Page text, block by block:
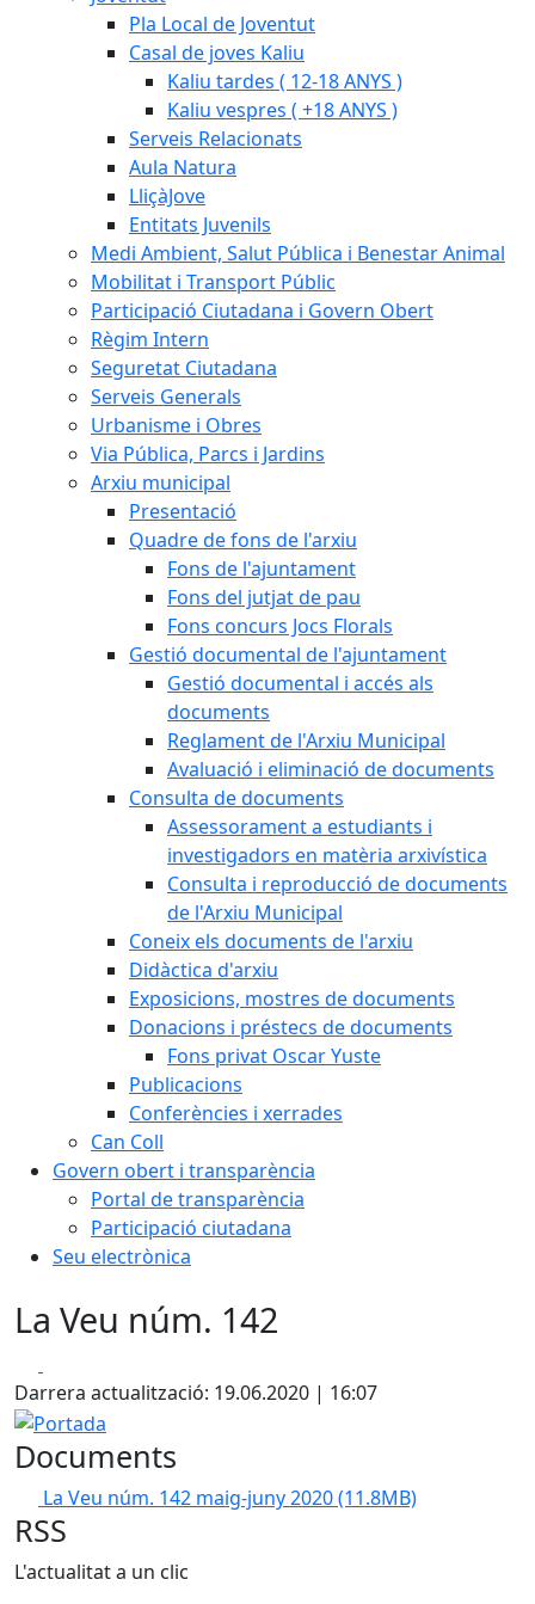
Pla Local de Joventut
Casal de joves Kaliu
Kaliu tardes ( 12-18 ANYS )
Kaliu vespres ( +18 ANYS )
Serveis Relacionats
Aula Natura
LliçàJove
Entitats Juvenils
Medi Ambient, Salut Pública i Benestar Animal
Mobilitat i Transport Públic
Participació Ciutadana i Govern Obert
Règim Intern
Seguretat Ciutadana
Serveis Generals
Urbanisme i Obres
Via Pública, Parcs i Jardins
Arxiu municipal
Presentació
Quadre de fons de l'arxiu
Fons de l'ajuntament
Fons del jutjat de pau
Fons concurs Jocs Florals
Gestió documental de l'ajuntament
Gestió documental i accés als
documents
Reglament de l'Arxiu Municipal
Avaluació i eliminació de documents
Consulta de documents
Assessorament a estudiants i
investigadors en matèria arxivística
Consulta i reproducció de documents
de l'Arxiu Municipal
Coneix els documents de l'arxiu
Didàctica d'arxiu
Exposicions, mostres de documents
Donacions i préstecs de documents
Fons privat Oscar Yuste
Publicacions
Conferències i xerrades
Can Coll
Govern obert i transparència
Portal de transparència
Participació ciutadana
Seu electrònica
La Veu núm. 142
Darrera actualització: 19.06.2020 | 16:07
Portada
Documents
La Veu núm. 142 maig-juny 2020(11.8MB)
RSS
L'actualitat a un clic